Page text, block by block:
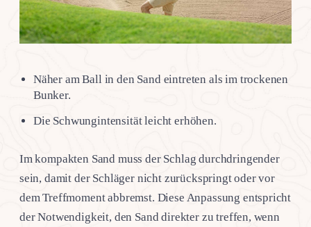
Näher am Ball in den Sand eintreten als im trockenen
Bunker.
Die Schwungintensität leicht erhöhen.
Im kompakten Sand muss der Schlag durchdringender
sein, damit der Schläger nicht zurückspringt oder vor
dem Treffmoment abbremst. Diese Anpassung entspricht
der Notwendigkeit, den Sand direkter zu treffen, wenn